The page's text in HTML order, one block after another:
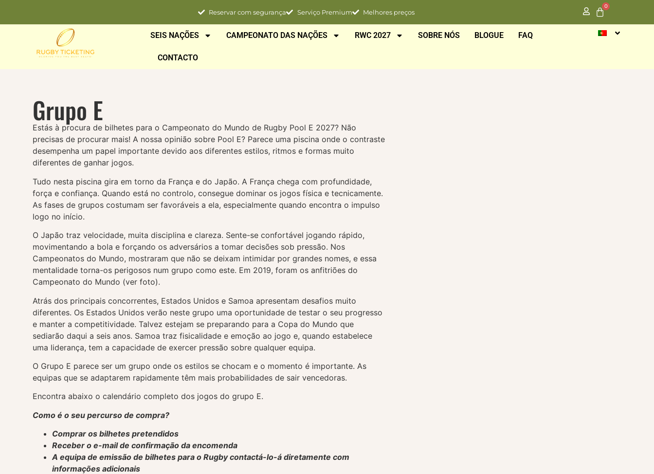
Reservar com segurança Serviço Premium Melhores preços
0
SEIS NAÇÕES CAMPEONATO DAS NAÇÕES RWC 2027 SOBRE NÓS BLOGUE FAQ
CONTACTO
Grupo E
Estás à procura de bilhetes para o Campeonato do Mundo de Rugby Pool E 2027? Não
precisas de procurar mais! A nossa opinião sobre Pool E? Parece uma piscina onde o contraste
desempenha um papel importante devido aos diferentes estilos, ritmos e formas muito
diferentes de ganhar jogos.
Tudo nesta piscina gira em torno da França e do Japão. A França chega com profundidade,
força e confiança. Quando está no controlo, consegue dominar os jogos física e tecnicamente.
As fases de grupos costumam ser favoráveis a ela, especialmente quando encontra o impulso
logo no início.
O Japão traz velocidade, muita disciplina e clareza. Sente-se confortável jogando rápido,
movimentando a bola e forçando os adversários a tomar decisões sob pressão. Nos
Campeonatos do Mundo, mostraram que não se deixam intimidar por grandes nomes, e essa
mentalidade torna-os perigosos num grupo como este. Em 2019, foram os anfitriões do
Campeonato do Mundo (ver foto).
Atrás dos principais concorrentes, Estados Unidos e Samoa apresentam desafios muito
diferentes. Os Estados Unidos verão neste grupo uma oportunidade de testar o seu progresso
e manter a competitividade. Talvez estejam se preparando para a Copa do Mundo que
sediarão daqui a seis anos. Samoa traz fisicalidade e emoção ao jogo e, quando estabelece
uma liderança, tem a capacidade de exercer pressão sobre qualquer equipa.
O Grupo E parece ser um grupo onde os estilos se chocam e o momento é importante. As
equipas que se adaptarem rapidamente têm mais probabilidades de sair vencedoras.
Encontra abaixo o calendário completo dos jogos do grupo E.
Como é o seu percurso de compra?
Comprar os bilhetes pretendidos
Receber o e-mail de confirmação da encomenda
A equipa de emissão de bilhetes para o Rugby contactá-lo-á diretamente com
informações adicionais